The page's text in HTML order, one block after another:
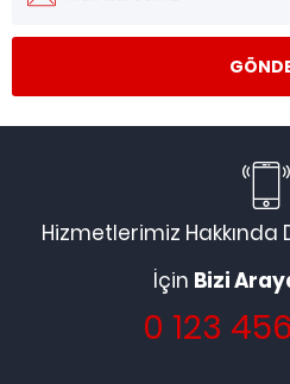
Hizmetlerimiz Hakkında
İçin Bizi
0 123